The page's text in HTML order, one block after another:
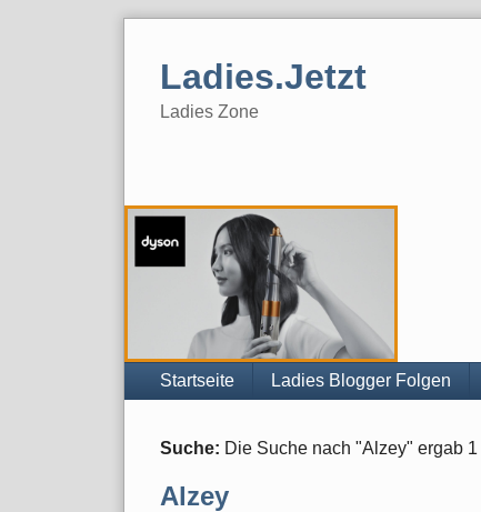
Ladies.Jetzt
Ladies Zone
Navigation
Startseite Ladies Blogger Folgen
Suche: Die Suche nach "Alzey" ergab 1
Alzey